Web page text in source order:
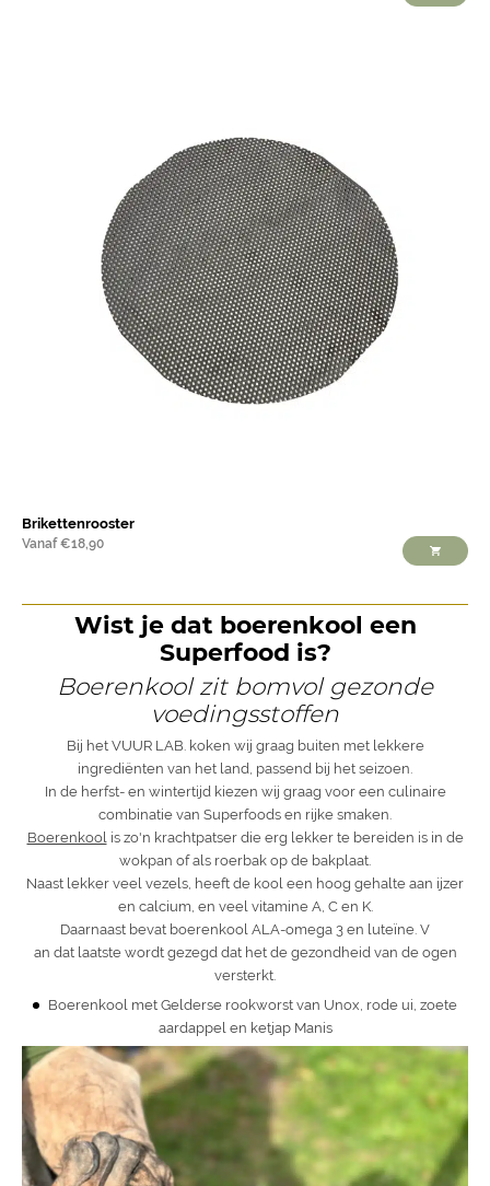
Brikettenrooster
Vanaf €18,90
Wist je dat boerenkool een
Superfood is?
Boerenkool zit bomvol gezonde
voedingsstoffen
Bij het VUUR LAB. koken wij graag buiten met lekkere
ingrediënten van het land, passend bij het seizoen.
In de herfst- en wintertijd kiezen wij graag voor een culinaire
combinatie van Superfoods en rijke smaken.
Boerenkoolis zo'n krachtpatser die erg lekker te bereiden is in de
wokpan of als roerbak op de bakplaat.
Naast lekker veel vezels, heeft de kool een hoog gehalte aan ijzer
en calcium, en veel vitamine A, C en K.
Daarnaast bevat boerenkool ALA-omega 3 en luteïne. V
an dat laatste wordt gezegd dat het de gezondheid van de ogen
versterkt.
Boerenkool met Gelderse rookworst van Unox, rode ui, zoete
aardappel en ketjap Manis